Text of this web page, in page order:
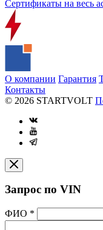
Сертификаты на весь
О компании Гарантия
Контакты
© 2026 STARTVOLT
Запрос по VIN
ФИО *